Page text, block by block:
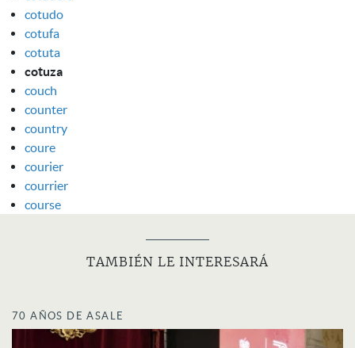
cotudo
cotufa
cotuta
cotuza
couch
counter
country
coure
courier
courrier
course
TAMBIÉN LE INTERESARÁ
70 AÑOS DE ASALE